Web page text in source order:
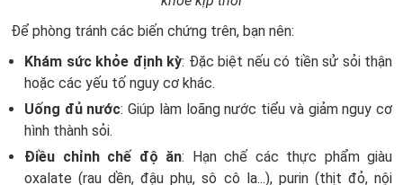
Để phòng tránh các biến chứng trên, bạn nên:
Khám sức khỏe định kỳ: Đặc biệt nếu có tiền sử sỏi thận
hoặc các yếu tố nguy cơ khác.
Uống đủ nước: Giúp làm loãng nước tiểu và giảm nguy cơ
hình thành sỏi.
Điều chỉnh chế độ ăn: Hạn chế các thực phẩm giàu
oxalate (rau dền, đậu phụ, sô cô la...), purin (thịt đỏ, nội